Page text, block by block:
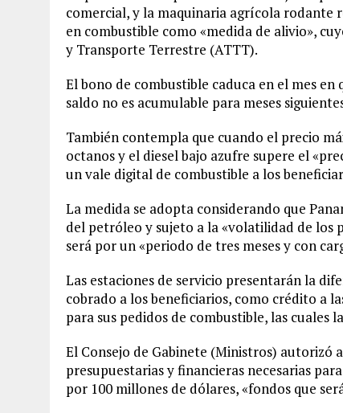
comercial, y la maquinaria agrícola rodante
en combustible como «medida de alivio»,
y Transporte Terrestre (ATTT).
El bono de combustible caduca en el mes en
saldo no es acumulable para meses
También contempla que cuando el precio
octanos y el diesel bajo azufre supere el
un vale digital de combustible a los
La medida se adopta considerando que
del petróleo y sujeto a la «volatilidad de los
será por un «periodo de tres meses y con
Las estaciones de servicio presentarán la
cobrado a los beneficiarios, como crédito a
para sus pedidos de combustible, las cuales
El Consejo de Gabinete (Ministros) autorizó
presupuestarias y financieras necesarias
por 100 millones de dólares, «fondos que